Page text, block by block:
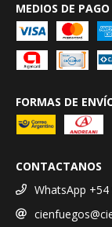
MEDIOS DE PAGO
FORMAS DE
CONTACTANOS
WhatsApp